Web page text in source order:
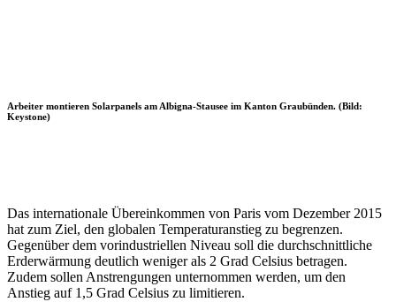
Arbeiter montieren Solarpanels am Albigna-Stausee im Kanton Graubünden. (Bild:
Keystone)
Das internationale Übereinkommen von Paris vom Dezember 2015
hat zum Ziel, den globalen Temperaturanstieg zu begrenzen.
Gegenüber dem vorindustriellen Niveau soll die durchschnittliche
Erderwärmung deutlich weniger als 2 Grad Celsius betragen.
Zudem sollen Anstrengungen unternommen werden, um den
Anstieg auf 1,5 Grad Celsius zu limitieren.